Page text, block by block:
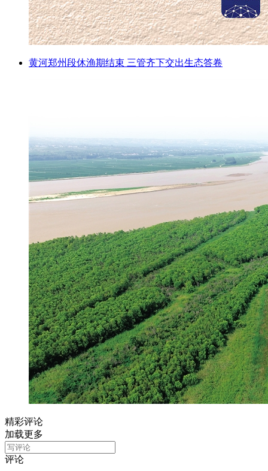
黄河郑州段休渔期结束 三管齐下交出生态答卷
精彩评论
加载更多
评论